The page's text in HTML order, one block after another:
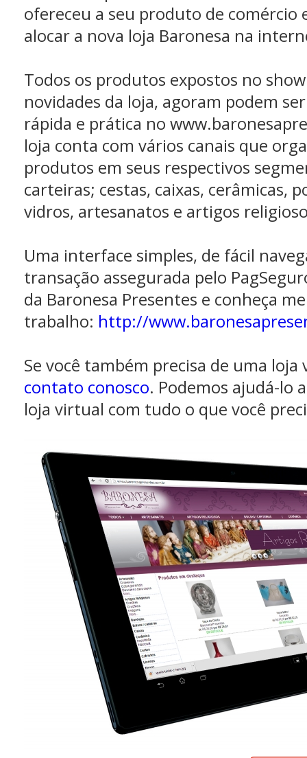
ofereceu a seu produto de comércio
alocar a nova loja Baronesa na
Todos os produtos expostos no
novidades da loja, agoram podem
rápida e prática no
loja conta com vários canais que
produtos em seus respectivos
carteiras; cestas, caixas, cerâmicas,
vidros, artesanatos e artigos
Uma interface simples, de fácil
transação assegurada pelo
da Baronesa Presentes e conheça
trabalho: http://
Se você também precisa de uma
contato conosco. Podemos ajudá-lo
loja virtual com tudo o que você